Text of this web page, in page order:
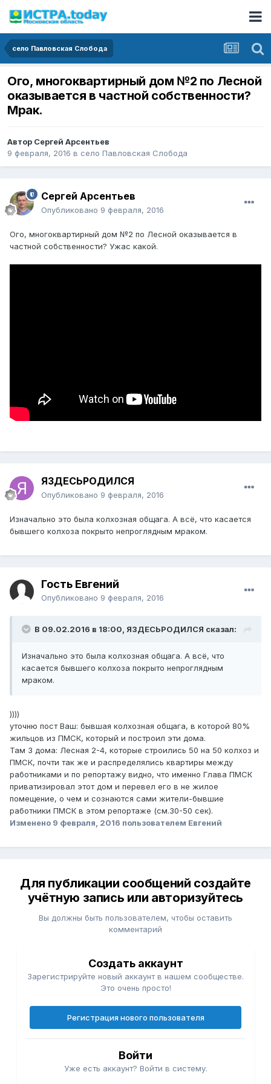
село Павловская Слобода
Ого, многоквартирный дом №2 по Лесной
оказывается в частной собственности?
Мрак.
Автор Сергей Арсентьев
9 февраля, 2016 в село Павловская Слобода
Сергей Арсентьев
Опубликовано 9 февраля, 2016
Ого, многоквартирный дом №2 по Лесной оказывается в
частной собственности? Ужас какой.
ЯЗДЕСЬРОДИЛСЯ
Опубликовано 9 февраля, 2016
Изначально это была колхозная общага. А всё, что касается
бывшего колхоза покрыто непроглядным мраком.
Гость Евгений
Опубликовано 9 февраля, 2016
В 09.02.2016 в 18:00, ЯЗДЕСЬРОДИЛСЯ сказал:
Изначально это была колхозная общага. А всё, что
касается бывшего колхоза покрыто непроглядным
мраком.
))))
уточню пост Ваш: бывшая колхозная общага, в которой 80%
жильцов из ПМСК, который и построил эти дома.
Там 3 дома: Лесная 2-4, которые строились 50 на 50 колхоз и
ПМСК, почти так же и распределялись квартиры между
работниками и по репортажу видно, что именно Глава ПМСК
приватизировал этот дом и перевел его в не жилое
помещение, о чем и сознаются сами жители-бывшие
работники ПМСК в этом репортаже (см.30-50 сек).
Изменено 9 февраля, 2016 пользователем Евгений
Для публикации сообщений создайте
учётную запись или авторизуйтесь
Вы должны быть пользователем, чтобы оставить
комментарий
Создать аккаунт
Зарегистрируйте новый аккаунт в нашем сообществе.
Это очень просто!
Регистрация нового пользователя
Войти
Уже есть аккаунт? Войти в систему.